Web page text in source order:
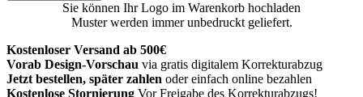
Sie können Ihr Logo im Warenkorb hochladen
Muster werden immer unbedruckt geliefert.
Kostenloser Versand ab 500€
Vorab Design-Vorschau via gratis digitalem Korrekturabzug
Jetzt bestellen, später zahlen oder einfach online bezahlen
Kostenlose Stornierung Vor Freigabe des Korrekturabzugs!